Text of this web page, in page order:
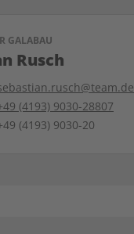
GALABAU
Rusch
(4193) 9030-28807
(4193) 9030-20